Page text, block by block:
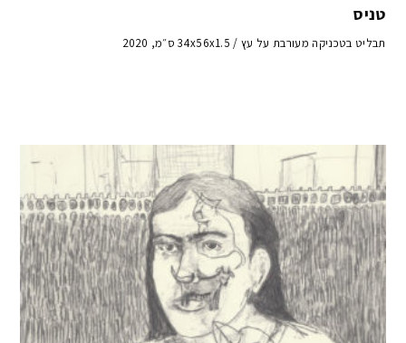
טניס
תבליט בטכניקה מעורבת על עץ / 34x56x1.5 ס״מ, 2020